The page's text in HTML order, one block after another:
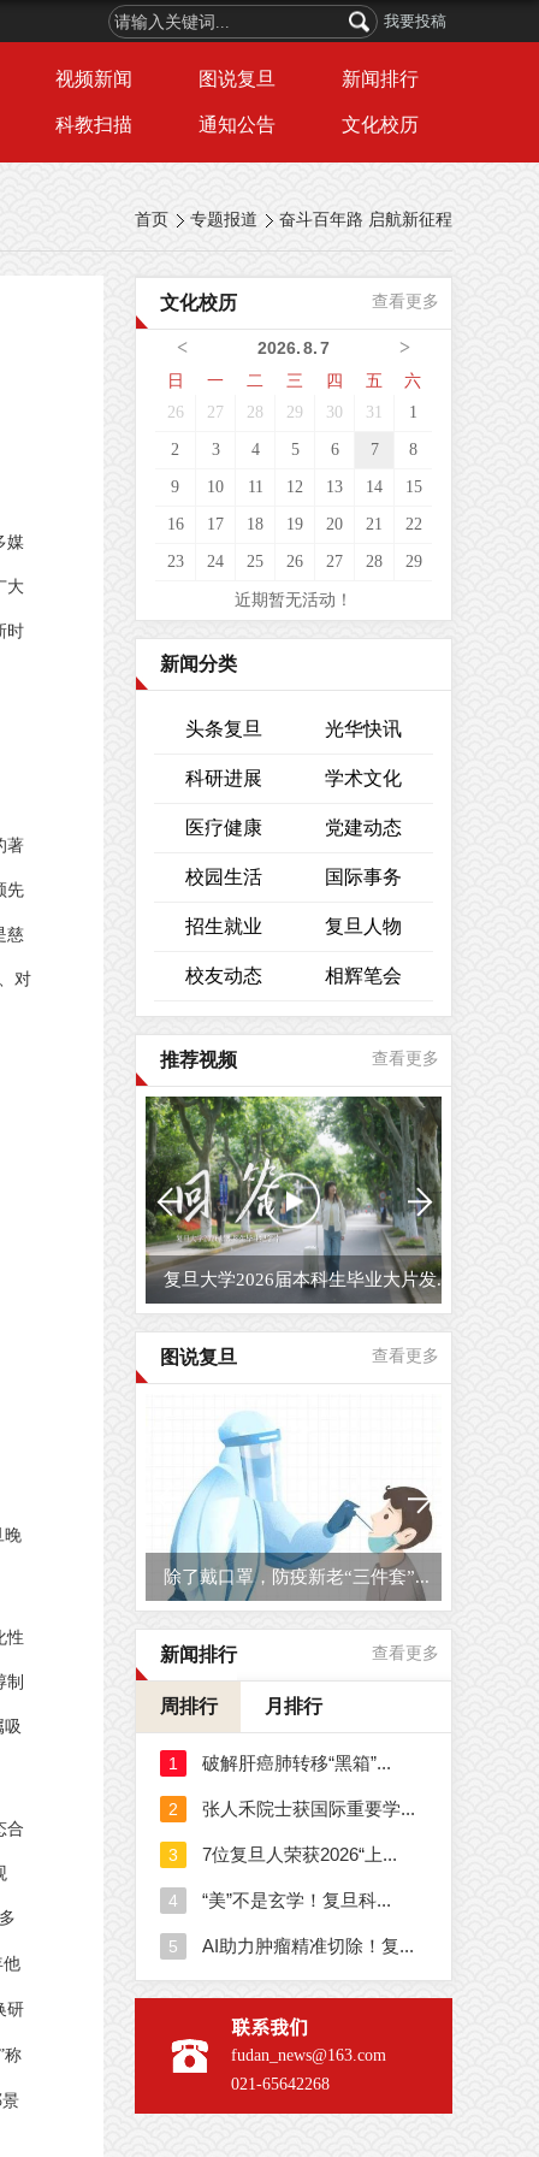
我要投稿
视频新闻 图说复旦 新闻排行
科教扫描 通知公告 文化校历
首页 专题报道 奋斗百年路 启航新征程
媒
大
时
著
先
慈
对
晚
性
制
吸
合
他
研
称
文化校历 查看更多
< >
2026.8.7
日
一 二 三 四 五 六
26 27 28 29 30 31 1
2 3 4 5 6 7 8
9 10 11 12 13 14 15
16 17 18 19 20 21 22
23 24 25 26 27 28 29
近期暂无活动！
新闻分类
头条复旦 光华快讯
科研进展 学术文化
医疗健康 党建动态
校园生活 国际事务
招生就业 复旦人物
校友动态 相辉笔会
推荐视频 查看更多
复旦大学2026届本科生毕业大片发...
图说复旦 查看更多
除了戴口罩，防疫新老“三件套”...
新闻排行 查看更多
周排行 月排行
联系我们
fudan_news@163.com
021-65642268